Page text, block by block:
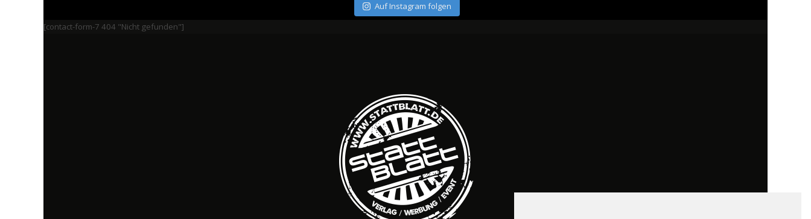
Auf Instagram folgen
[contact-form-7 404 "Nicht gefunden"]